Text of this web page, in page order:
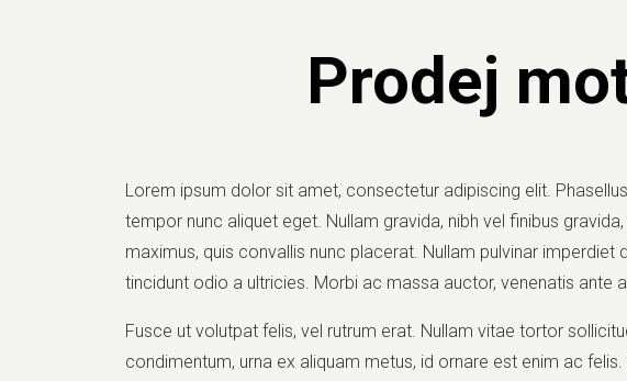
Prodej
Lorem ipsum dolor sit amet, consectetur adipiscing elit.
tempor nunc aliquet eget. Nullam gravida, nibh vel finibus
maximus, quis convallis nunc placerat. Nullam pulvinar
tincidunt odio a ultricies. Morbi ac massa auctor, venenatis ante
Fusce ut volutpat felis, vel rutrum erat. Nullam vitae tortor
condimentum, urna ex aliquam metus, id ornare est enim ac